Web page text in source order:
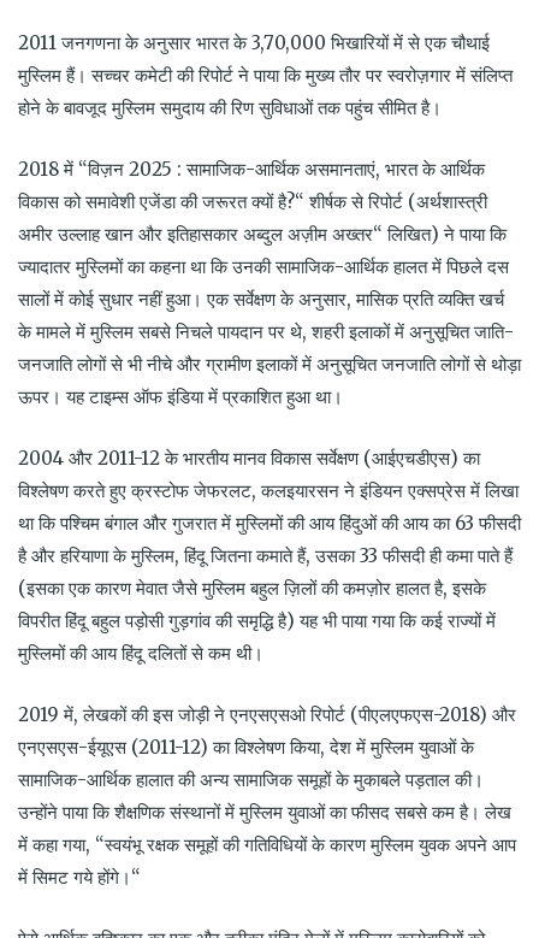
2011 जनगणना के अनुसार भारत के 3,70,000 भिखारियों में से एक चौथाई
मुस्लिम हैं। सच्चर कमेटी की रिपोर्ट ने पाया कि मुख्य तौर पर स्वरोज़गार में संलिप्त
होने के बावजूद मुस्लिम समुदाय की रिण सुविधाओं तक पहुंच सीमित है।
2018 में “विज़न 2025 : सामाजिक-आर्थिक असमानताएं, भारत के आर्थिक
विकास को समावेशी एजेंडा की जरूरत क्यों है?“ शीर्षक से रिपोर्ट (अर्थशास्त्री
अमीर उल्लाह खान और इतिहासकार अब्दुल अज़ीम अख्तर“ लिखित) ने पाया कि
ज्यादातर मुस्लिमों का कहना था कि उनकी सामाजिक-आर्थिक हालत में पिछले दस
सालों में कोई सुधार नहीं हुआ। एक सर्वेक्षण के अनुसार, मासिक प्रति व्यक्ति खर्च
के मामले में मुस्लिम सबसे निचले पायदान पर थे, शहरी इलाकों में अनुसूचित जाति-
जनजाति लोगों से भी नीचे और ग्रामीण इलाकों में अनुसूचित जनजाति लोगों से थोड़ा
ऊपर। यह टाइम्स ऑफ इंडिया में प्रकाशित हुआ था।
2004 और 2011-12 के भारतीय मानव विकास सर्वेक्षण (आईएचडीएस) का
विश्लेषण करते हुए क्रस्टोफ जेफरलट, कलइयारसन ने इंडियन एक्सप्रेस में लिखा
था कि पश्चिम बंगाल और गुजरात में मुस्लिमों की आय हिंदुओं की आय का 63 फीसदी
है और हरियाणा के मुस्लिम, हिंदू जितना कमाते हैं, उसका 33 फीसदी ही कमा पाते हैं
(इसका एक कारण मेवात जैसे मुस्लिम बहुल ज़िलों की कमज़ोर हालत है, इसके
विपरीत हिंदू बहुल पड़ोसी गुड़गांव की समृद्धि है) यह भी पाया गया कि कई राज्यों में
मुस्लिमों की आय हिंदू दलितों से कम थी।
2019 में, लेखकों की इस जोड़ी ने एनएसएसओ रिपोर्ट (पीएलएफएस-2018) और
एनएसएस-ईयूएस (2011-12) का विश्लेषण किया, देश में मुस्लिम युवाओं के
सामाजिक-आर्थिक हालात की अन्य सामाजिक समूहों के मुकाबले पड़ताल की।
उन्होंने पाया कि शैक्षणिक संस्थानों में मुस्लिम युवाओं का फीसद सबसे कम है। लेख
में कहा गया, “स्वयंभू रक्षक समूहों की गतिविधियों के कारण मुस्लिम युवक अपने आप
में सिमट गये होंगे।“